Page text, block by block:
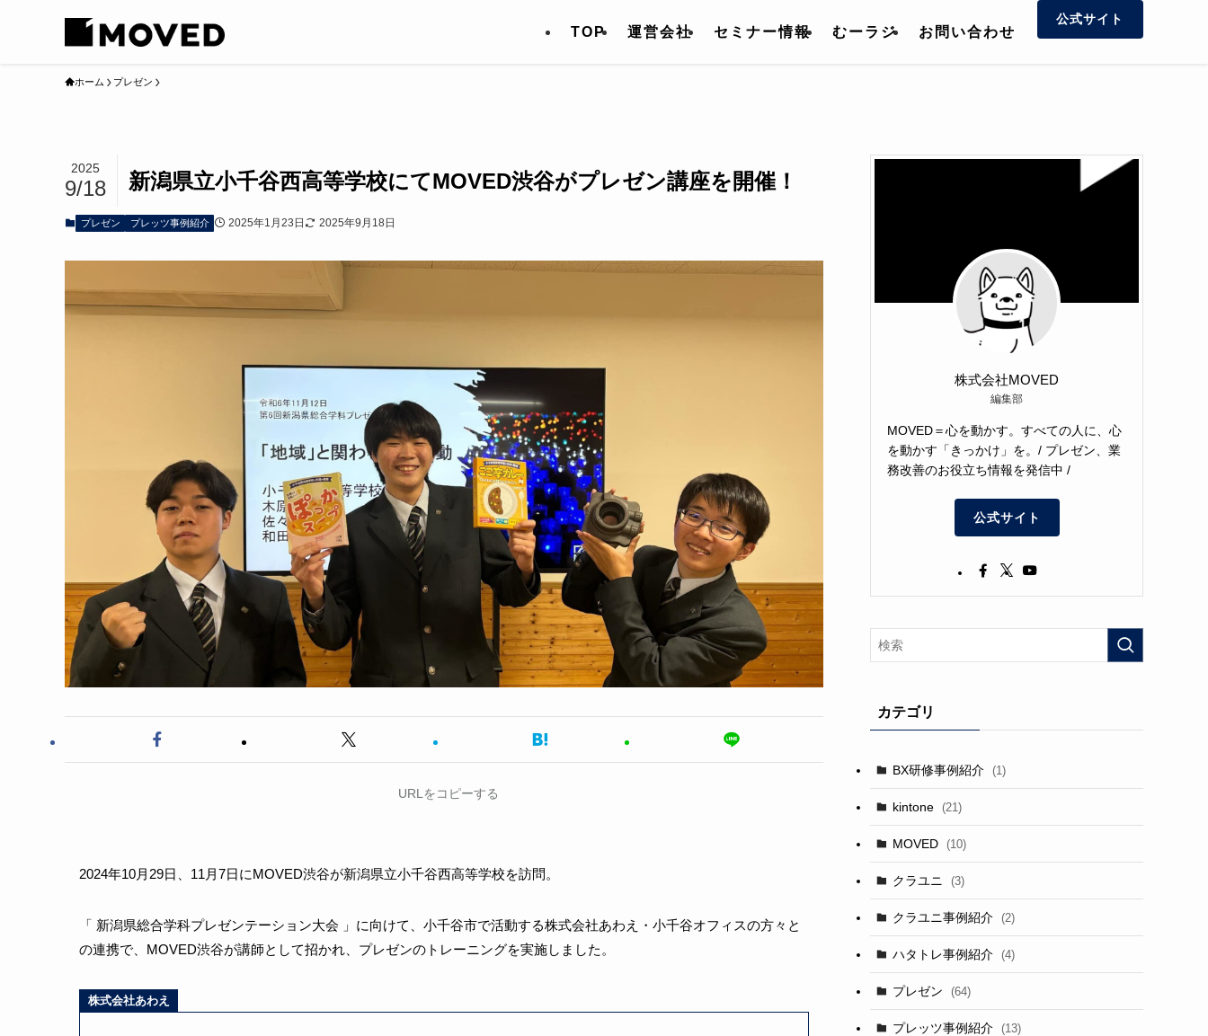
TOP 運営会社 セミナー情報 むーラジ お問い合わせ
公式サイト
ホーム プレゼン
新潟県立小千谷西高等学校にてMOVED渋谷がプレゼン講座を開催！
2025
9/18
プレゼン プレッツ事例紹介 2025年1月23日 2025年9月18日
URLをコピーする
2024年10月29日、11月7日にMOVED渋谷が新潟県立小千谷西高等学校を訪問。
「 新潟県総合学科プレゼンテーション大会 」に向けて、小千谷市で活動する株式会社あわえ・小千谷オフィスの方々と
の連携で、MOVED渋谷が講師として招かれ、プレゼンのトレーニングを実施しました。
株式会社あわえ
株式会社MOVED
編集部
MOVED＝心を動かす。すべての人に、心
を動かす「きっかけ」を。/ プレゼン、業
務改善のお役立ち情報を発信中 /
公式サイト
カテゴリ
BX研修事例紹介 (1)
kintone (21)
MOVED (10)
クラユニ (3)
クラユニ事例紹介 (2)
ハタトレ事例紹介 (4)
プレゼン (64)
プレッツ事例紹介 (13)